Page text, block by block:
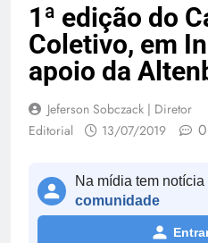
1ª edição do
Coletivo, em
apoio da
Jeferson Sobczack | Diretor
Editorial
13/07/2019 0
Na mídia tem
comunidade